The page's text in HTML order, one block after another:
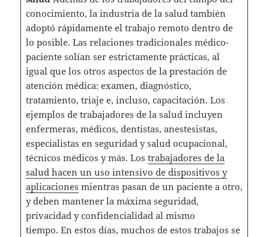
conocimiento, la industria de la salud también
adoptó rápidamente el trabajo remoto dentro de
lo posible. Las relaciones tradicionales médico-
paciente solían ser estrictamente prácticas, al
igual que los otros aspectos de la prestación de
atención médica: examen, diagnóstico,
tratamiento, triaje e, incluso, capacitación. Los
ejemplos de trabajadores de la salud incluyen
enfermeras, médicos, dentistas, anestesistas,
especialistas en seguridad y salud ocupacional,
técnicos médicos y más. Los trabajadores de la
salud hacen un uso intensivo de dispositivos y
aplicaciones mientras pasan de un paciente a otro,
y deben mantener la máxima seguridad,
privacidad y confidencialidad al mismo
tiempo. En estos días, muchos de estos trabajos se